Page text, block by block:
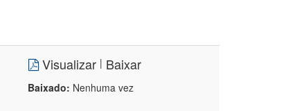
Visualizar | Baixar
Baixado: Nenhuma vez